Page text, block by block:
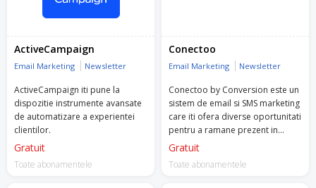
ActiveCampaign
Email Marketing Newsletter
ActiveCampaign iti pune la
dispozitie instrumente avansate
de automatizare a experientei
clientilor.
Gratuit
Toate abonamentele
Conectoo
Email Marketing Newsletter
Conectoo by Conversion este un
sistem de email si SMS marketing
care iti ofera diverse oportunitati
pentru a ramane prezent in
mintea clientilor tai.
Gratuit
Toate abonamentele